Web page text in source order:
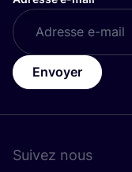
Envoyer
Suivez nous